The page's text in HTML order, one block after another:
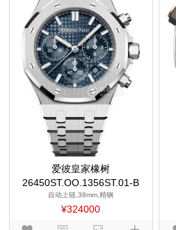
爱彼皇家橡树
26450ST.OO.1356ST.01-B
自动上链,38mm,精钢
¥324000